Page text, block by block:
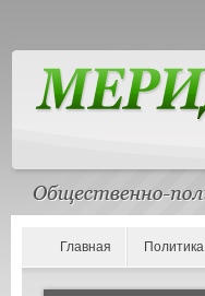
Главная Политика